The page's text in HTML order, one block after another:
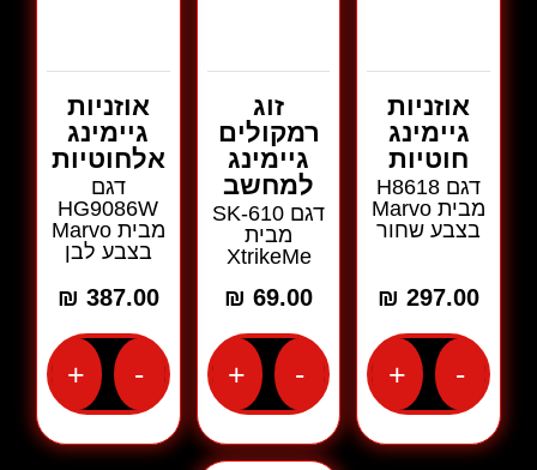
אוזניות
גיימינג
חוטיות
דגם H8618
מבית Marvo
בצבע שחור
297.00
₪
-
כמות
של
אוזניות
גיימינג
חוטיות
+
זוג
רמקולים
גיימינג
למחשב
דגם SK-610
מבית
XtrikeMe
69.00
₪
-
כמות
של
רמקולים
גיימינג
+
אוזניות
גיימינג
אלחוטיות
דגם
HG9086W
מבית Marvo
בצבע לבן
387.00
₪
-
כמות
של
אוזניות
גיימינג
אלחוטיות
+